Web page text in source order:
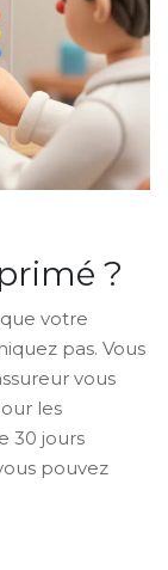
?
votre
pas. Vous
vous
les
30 jours
pouvez